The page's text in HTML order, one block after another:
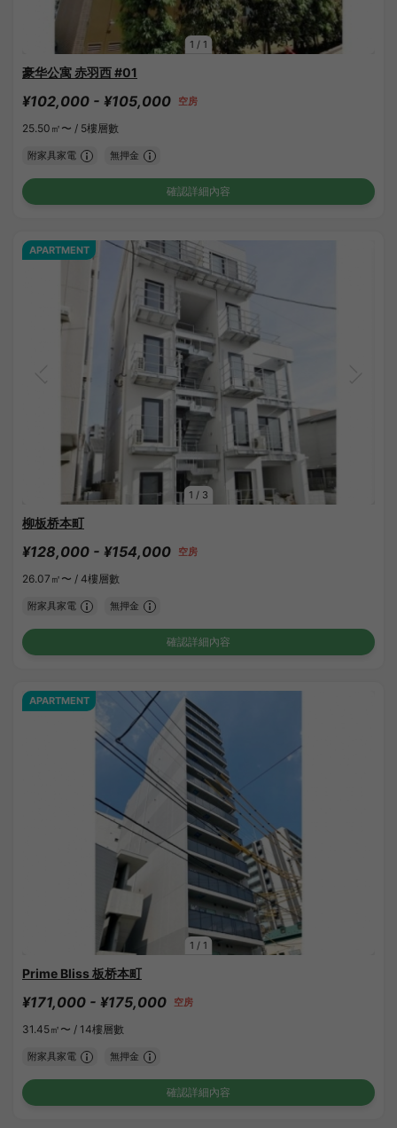
1 / 1
豪华公寓 赤羽西 #01
¥102,000 - ¥105,000 空房
25.50㎡〜 / 5樓層數
附家具家電 無押金
確認詳細內容
1 / 3
APARTMENT
柳板桥本町
¥128,000 - ¥154,000 空房
26.07㎡〜 / 4樓層數
附家具家電 無押金
確認詳細內容
1 / 1
APARTMENT
Prime Bliss 板桥本町
¥171,000 - ¥175,000 空房
31.45㎡〜 / 14樓層數
附家具家電 無押金
確認詳細內容